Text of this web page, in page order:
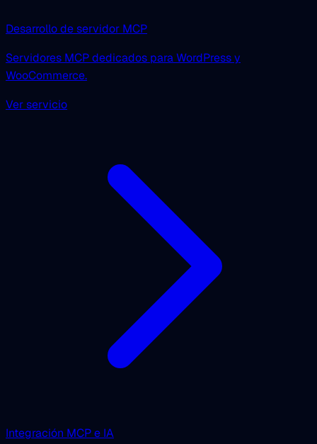
Desarrollo de servidor MCP
Servidores MCP dedicados para WordPress y
WooCommerce.
Ver servicio
Integración MCP e IA